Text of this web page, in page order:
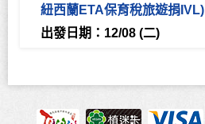
紐西蘭ETA保育稅旅遊捐IVL)
出發日期：12/08 (二)